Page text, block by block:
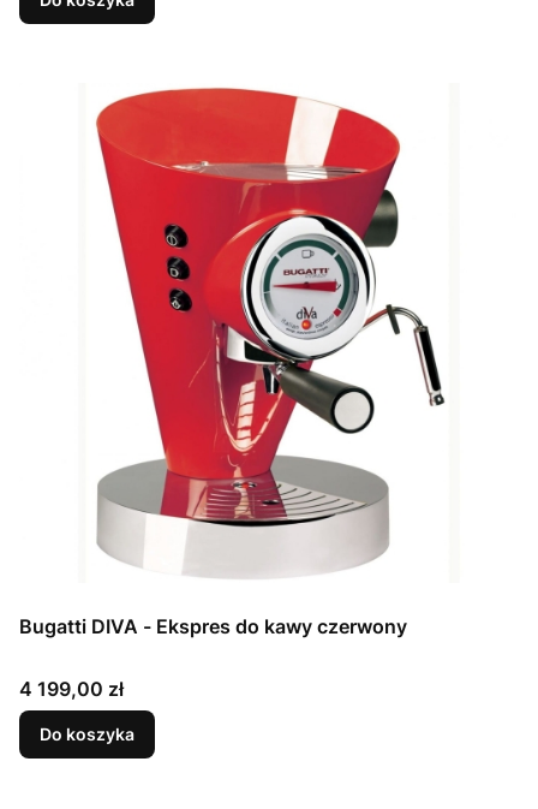
Bugatti DIVA - Ekspres do kawy czerwony
Cena
4 199,00 zł
Do koszyka